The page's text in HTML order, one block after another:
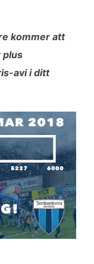
kommer att
plus
avi i ditt